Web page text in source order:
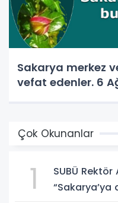
Sakarya merkez
vefat edenler. 6
Çok Okunanlar
1
SUBÜ Rektör